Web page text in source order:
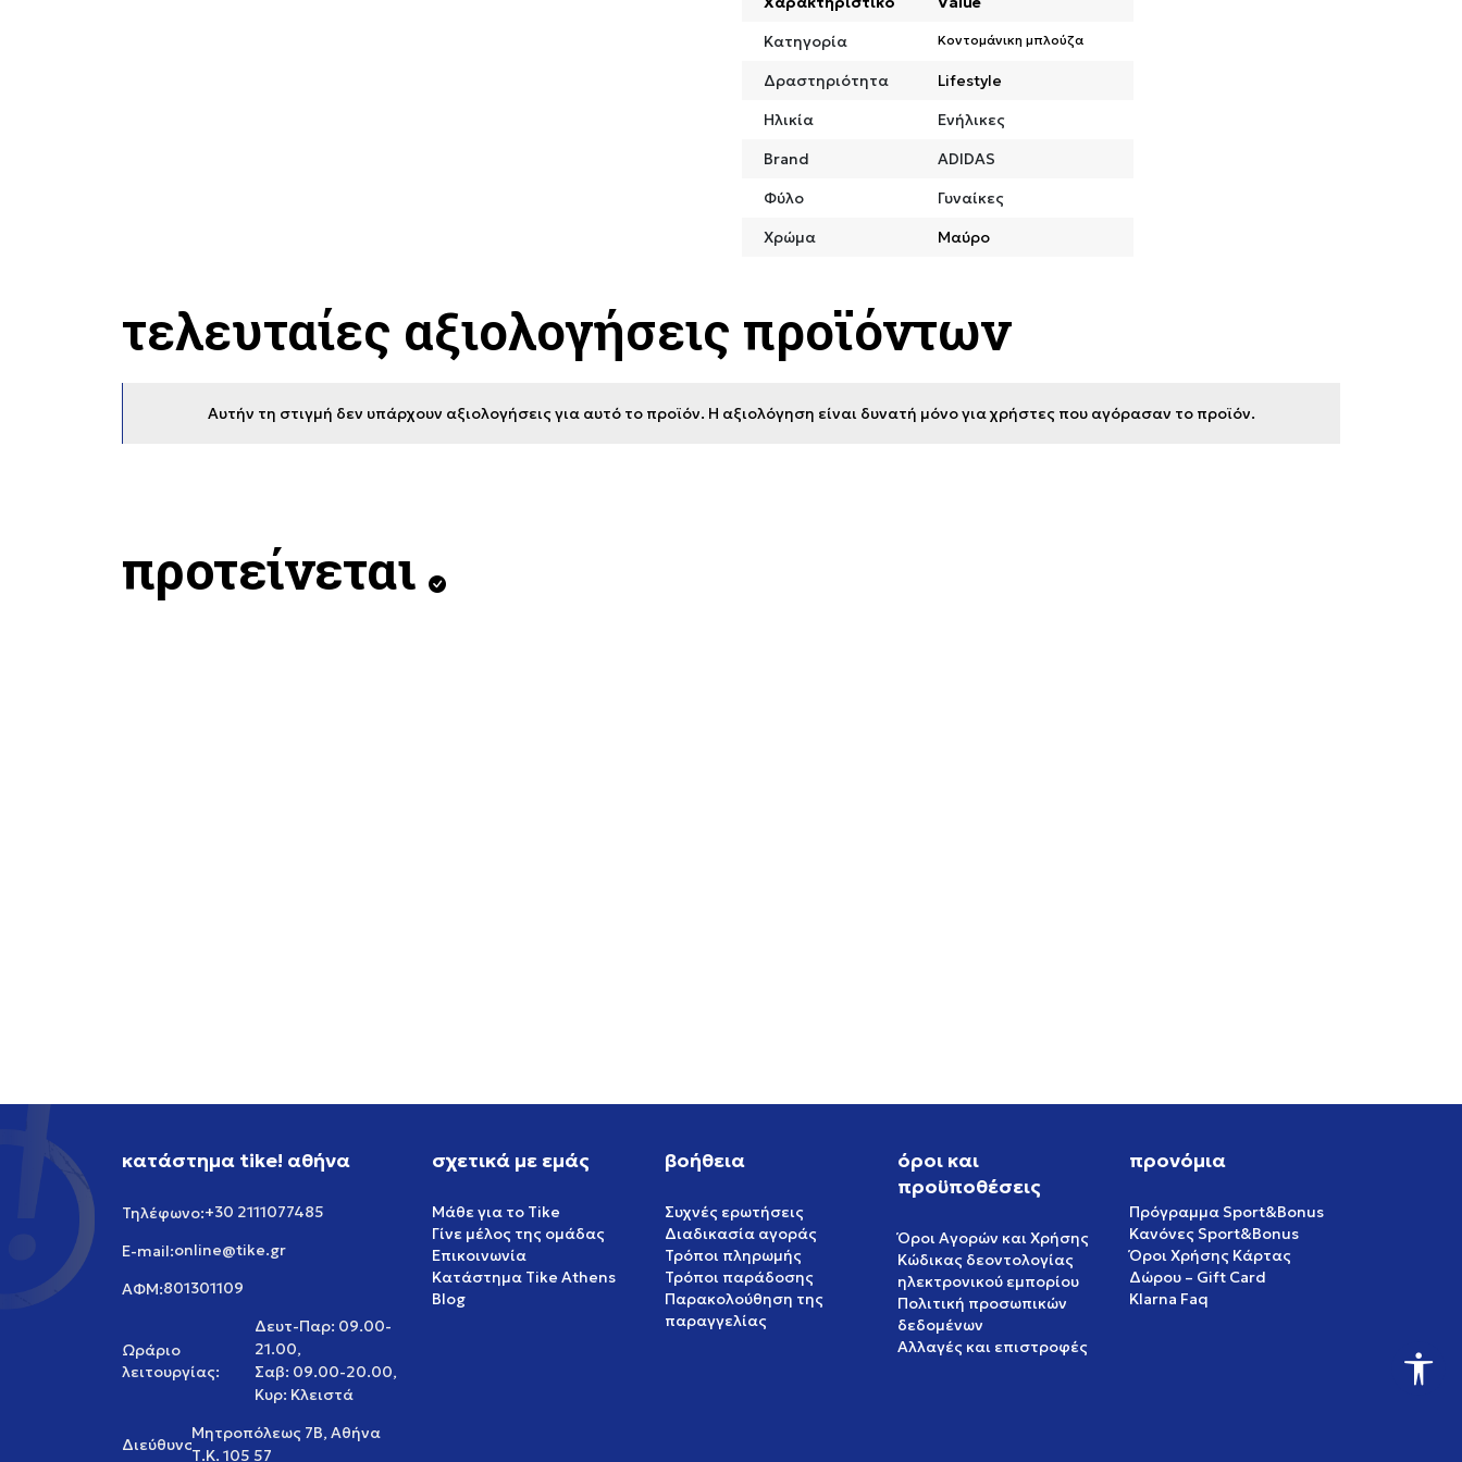
Κατηγορία
Κοντομάνικη μπλούζα
Δραστηριότητα
Lifestyle
Ηλικία
Ενήλικες
Brand
ADIDAS
Φύλο
Γυναίκες
Χρώμα
Μαύρο
τελευταίες αξιολογήσεις προϊόντων
Αυτήν τη στιγμή δεν υπάρχουν αξιολογήσεις για αυτό το προϊόν. Η αξιολόγηση είναι δυνατή μόνο για χρήστες που αγόρασαν το προϊόν.
προτείνεται
κατάστημα tike! αθήνα
Τηλέφωνο:+30 2111077485
E-mail:online@tike.gr
ΑΦΜ:801301109
Ωράριο
λειτουργίας:
Δευτ-Παρ: 09.00-
21.00,
Σαβ: 09.00-20.00,
Κυρ: Κλειστά
Διεύθυνση:
Μητροπόλεως 7Β, Αθήνα
Τ.Κ. 105 57
σχετικά με εμάς
Μάθε για το Tike
Γίνε μέλος της ομάδας
Επικοινωνία
Κατάστημα Tike Athens
Blog
βοήθεια
Συχνές ερωτήσεις
Διαδικασία αγοράς
Τρόποι πληρωμής
Τρόποι παράδοσης
Παρακολούθηση της
παραγγελίας
όροι και
προϋποθέσεις
Όροι Αγορών και Χρήσης
Κώδικας δεοντολογίας
ηλεκτρονικού εμπορίου
Πολιτική προσωπικών
δεδομένων
Αλλαγές και επιστροφές
προνόμια
Πρόγραμμα Sport&Bonus
Κανόνες Sport&Bonus
Όροι Χρήσης Κάρτας
Δώρου – Gift Card
Klarna Faq